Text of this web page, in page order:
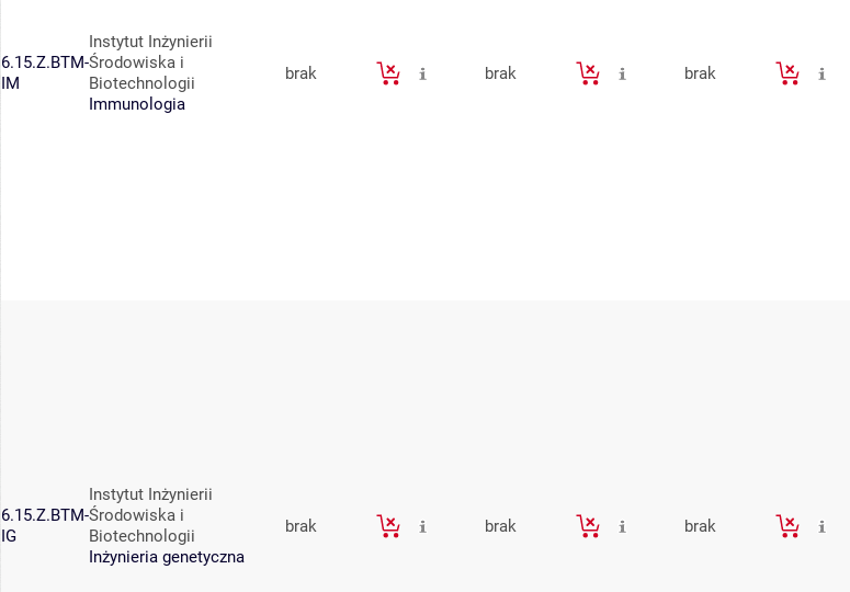
6.15.Z.BTM-
IM
Instytut Inżynierii
Środowiska i
Biotechnologii
Immunologia
brak brak brak
6.15.Z.BTM-
IG
Instytut Inżynierii
Środowiska i
Biotechnologii
Inżynieria genetyczna
brak brak brak